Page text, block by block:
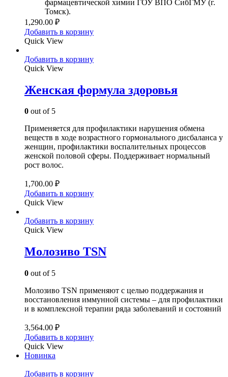
фармацевтической химии ГОУ ВПО СибГМУ (г.
Томск).
1,290.00 ₽
Добавить в корзину
Quick View
Добавить в корзину
Quick View
Женская формула здоровья
0 out of 5
Применяется для профилактики нарушения обмена
веществ в ходе возрастного гормонального дисбаланса у
женщин, профилактики воспалительных процессов
женской половой сферы. Поддерживает нормальный
рост волос.
1,700.00 ₽
Добавить в корзину
Quick View
Добавить в корзину
Quick View
Молозиво TSN
0 out of 5
Молозиво TSN применяют с целью поддержания и
восстановления иммунной системы – для профилактики
и в комплексной терапии ряда заболеваний и состояний
3,564.00 ₽
Добавить в корзину
Quick View
Новинка
Добавить в корзину